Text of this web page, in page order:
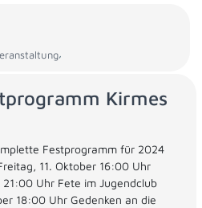
,
Kirmes
Festprogramm für 2024
11. Oktober 16:00 Uhr
Uhr Fete im Jugendclub
18:00 Uhr Gedenken an die